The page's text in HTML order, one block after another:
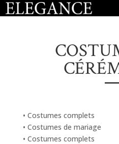
• Costumes complets
• Costumes de mariage
• Costumes complets